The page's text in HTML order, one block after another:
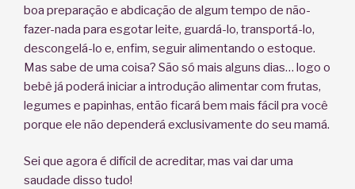
boa preparação e abdicação de algum tempo de não-
fazer-nada para esgotar leite, guardá-lo, transportá-lo,
descongelá-lo e, enfim, seguir alimentando o estoque.
Mas sabe de uma coisa? São só mais alguns dias… logo o
bebê já poderá iniciar a introdução alimentar com frutas,
legumes e papinhas, então ficará bem mais fácil pra você
porque ele não dependerá exclusivamente do seu mamá.
Sei que agora é difícil de acreditar, mas vai dar uma
saudade disso tudo!